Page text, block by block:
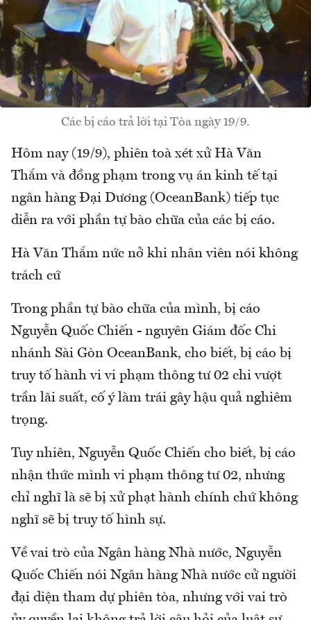
Các bị cáo trả lời tại Tòa ngày 19/9.
Hôm nay (19/9), phiên toà xét xử Hà Văn
Thắm và đồng phạm trong vụ án kinh tế tại
ngân hàng Đại Dương (OceanBank) tiếp tục
diễn ra với phần tự bào chữa của các bị cáo.
Hà Văn Thắm nức nở khi nhân viên nói không
trách cứ
Trong phần tự bào chữa của mình, bị cáo
Nguyễn Quốc Chiến - nguyên Giám đốc Chi
nhánh Sài Gòn OceanBank, cho biết, bị cáo bị
truy tố hành vi vi phạm thông tư 02 chi vượt
trần lãi suất, cố ý làm trái gây hậu quả nghiêm
trọng.
Tuy nhiên, Nguyễn Quốc Chiến cho biết, bị cáo
nhận thức mình vi phạm thông tư 02, nhưng
chỉ nghĩ là sẽ bị xử phạt hành chính chứ không
nghĩ sẽ bị truy tố hình sự.
Về vai trò của Ngân hàng Nhà nước, Nguyễn
Quốc Chiến nói Ngân hàng Nhà nước cử người
đại diện tham dự phiên tòa, nhưng với vai trò